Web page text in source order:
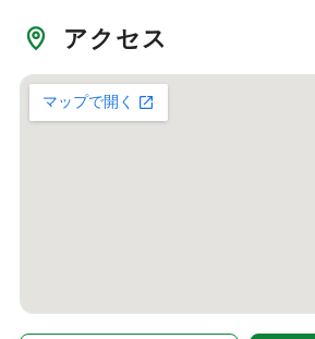
アクセス